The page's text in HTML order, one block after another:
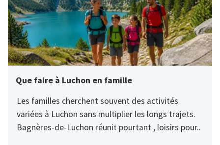
Que faire à Luchon en famille
Les familles cherchent souvent des activités
variées à Luchon sans multiplier les longs trajets.
Bagnères-de-Luchon réunit pourtant , loisirs pour..